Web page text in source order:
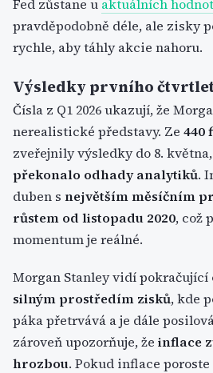
Fed zůstane u aktuálních
pravděpodobně déle, ale zisky
rychle, aby táhly akcie nahoru.
Výsledky prvního
Čísla z Q1 2026 ukazují, že
nerealistické představy. Ze 440
zveřejnily výsledky do 8. května,
překonalo odhady analytiků.
duben s největším měsíčním
růstem od listopadu 2020, což
momentum je reálné.
Morgan Stanley vidí pokračující
silným prostředím zisků, kde
páka přetrvává a je dále
zároveň upozorňuje, že inflace
hrozbou. Pokud inflace